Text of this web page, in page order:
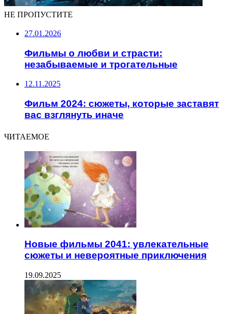
НЕ ПРОПУСТИТЕ
27.01.2026
Фильмы о любви и страсти:
незабываемые и трогательные
12.11.2025
Фильм 2024: сюжеты, которые заставят
вас взглянуть иначе
ЧИТАЕМОЕ
Новые фильмы 2041: увлекательные
сюжеты и невероятные приключения
19.09.2025